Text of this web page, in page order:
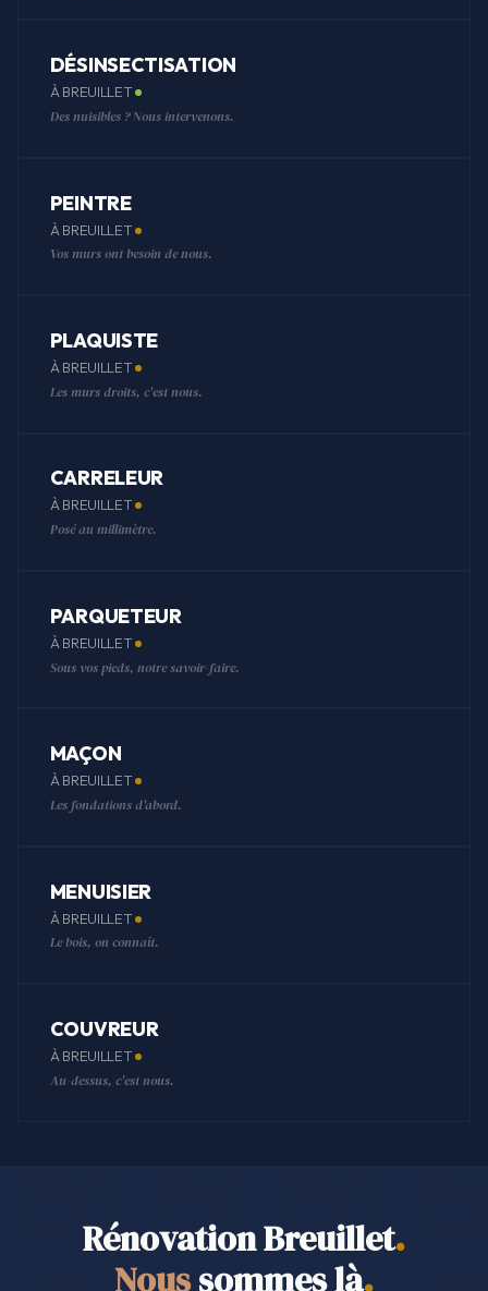
DÉSINSECTISATION
À BREUILLET
Des nuisibles ? Nous intervenons.
PEINTRE
À BREUILLET
Vos murs ont besoin de nous.
PLAQUISTE
À BREUILLET
Les murs droits, c'est nous.
CARRELEUR
À BREUILLET
Posé au millimètre.
PARQUETEUR
À BREUILLET
Sous vos pieds, notre savoir-faire.
MAÇON
À BREUILLET
Les fondations d'abord.
MENUISIER
À BREUILLET
Le bois, on connaît.
COUVREUR
À BREUILLET
Au-dessus, c'est nous.
Rénovation Breuillet.
Noussommes là.